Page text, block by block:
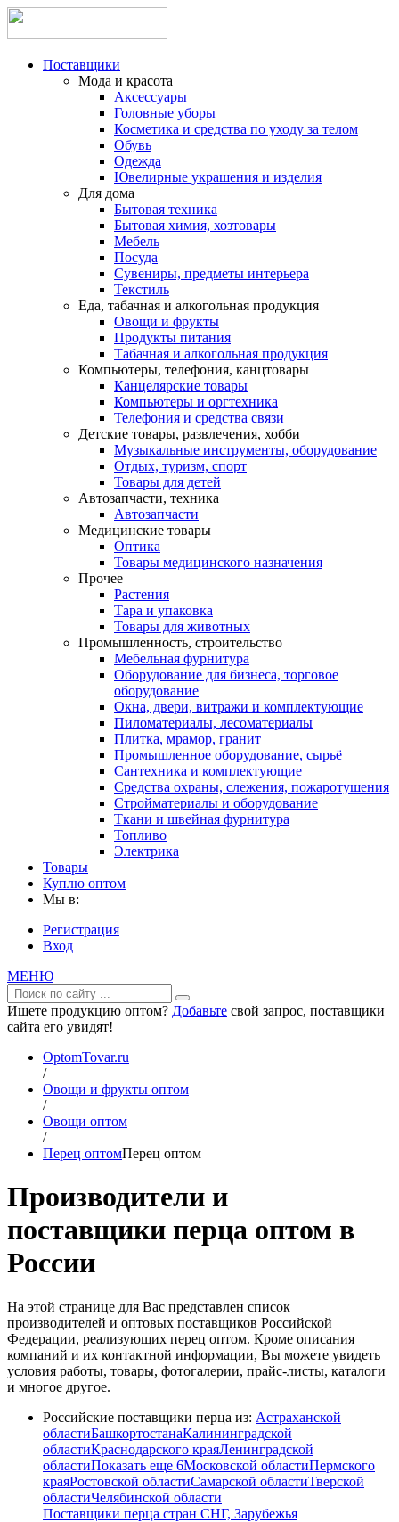
Поставщики
Мода и красота
Аксессуары
Головные уборы
Косметика и средства по уходу за телом
Обувь
Одежда
Ювелирные украшения и изделия
Для дома
Бытовая техника
Бытовая химия, хозтовары
Мебель
Посуда
Сувениры, предметы интерьера
Текстиль
Еда, табачная и алкогольная продукция
Овощи и фрукты
Продукты питания
Табачная и алкогольная продукция
Компьютеры, телефония, канцтовары
Канцелярские товары
Компьютеры и оргтехника
Телефония и средства связи
Детские товары, развлечения, хобби
Музыкальные инструменты, оборудование
Отдых, туризм, спорт
Товары для детей
Автозапчасти, техника
Автозапчасти
Медицинские товары
Оптика
Товары медицинского назначения
Прочее
Растения
Тара и упаковка
Товары для животных
Промышленность, строительство
Мебельная фурнитура
Оборудование для бизнеса, торговое
оборудование
Окна, двери, витражи и комплектующие
Пиломатериалы, лесоматериалы
Плитка, мрамор, гранит
Промышленное оборудование, сырьё
Сантехника и комплектующие
Средства охраны, слежения, пожаротушения
Стройматериалы и оборудование
Ткани и швейная фурнитура
Топливо
Электрика
Товары
Куплю оптом
Мы в:
Регистрация
Вход
МЕНЮ
Ищете продукцию оптом? Добавьте свой запрос, поставщики
сайта его увидят!
OptomTovar.ru
/
Овощи и фрукты оптом
/
Овощи оптом
/
Перец оптомПерец оптом
Производители и
поставщики перца оптом в
России
На этой странице для Вас представлен список
производителей и оптовых поставщиков Российской
Федерации, реализующих перец оптом. Кроме описания
компаний и их контактной информации, Вы можете увидеть
условия работы, товары, фотогалерии, прайс-листы, каталоги
и многое другое.
Российские поставщики перца из: Астраханской
областиБашкортостанаКалининградской
областиКраснодарского краяЛенинградской
областиПоказать еще 6Московской областиПермского
краяРостовской областиСамарской областиТверской
областиЧелябинской области
Поставщики перца стран СНГ, Зарубежья